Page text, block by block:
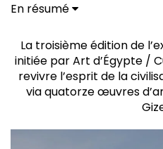
En résumé
Tradition et innovation
La troisième édition de
initiée par Art d’Égypte /
revivre l’esprit de la
via quatorze œuvres